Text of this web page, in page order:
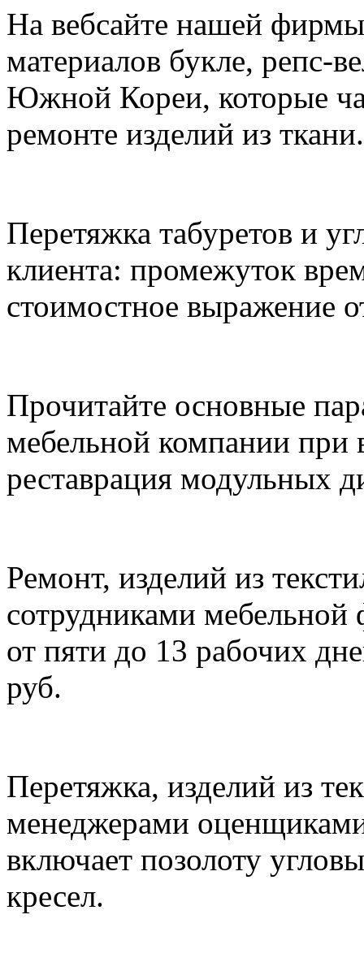
На вебсайте нашей
материалов букле, репс-
Южной Кореи, которые
ремонте изделий из ткани.
Перетяжка табуретов и
клиента: промежуток
стоимостное выражение
Прочитайте основные
мебельной компании при
реставрация модульных
Ремонт, изделий из
сотрудниками
от пяти до 13 рабочих
руб.
Перетяжка, изделий из
менеджерами
включает позолоту
кресел.